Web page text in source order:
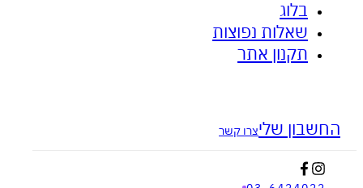
שאלות נפוצות
תקנון אתר
שליצרו קשר